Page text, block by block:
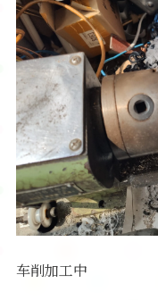
车削加工中